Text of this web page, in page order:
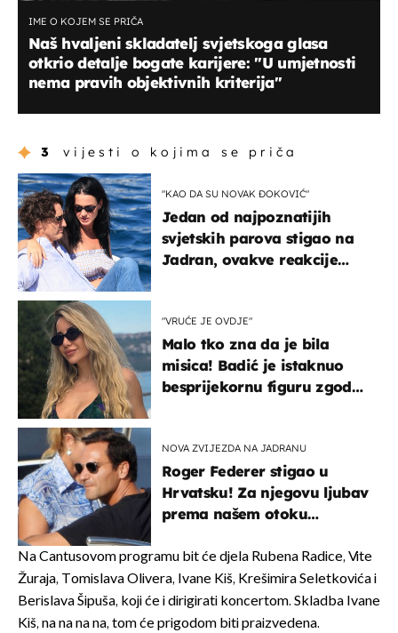
IME O KOJEM SE PRIČA
Naš hvaljeni skladatelj svjetskoga glasa
otkrio detalje bogate karijere: "U umjetnosti
nema pravih objektivnih kriterija"
3 vijesti o kojima se priča
"KAO DA SU NOVAK ĐOKOVIĆ"
Jedan od najpoznatijih
svjetskih parova stigao na
Jadran, ovakve reakcije
"VRUĆE JE OVDJE"
Malo tko zna da je bila
misica! Badić je istaknuo
besprijekornu figuru zgodne
NOVA ZVIJEZDA NA JADRANU
Roger Federer stigao u
Hrvatsku! Za njegovu ljubav
prema našem otoku
Hrvat
Na Cantusovom programu bit će djela Rubena Radice, Vite
Žuraja, Tomislava Olivera, Ivane Kiš, Krešimira Seletkovića i
Berislava Šipuša, koji će i dirigirati koncertom. Skladba Ivane
Kiš, na na na na, tom će prigodom biti praizvedena.